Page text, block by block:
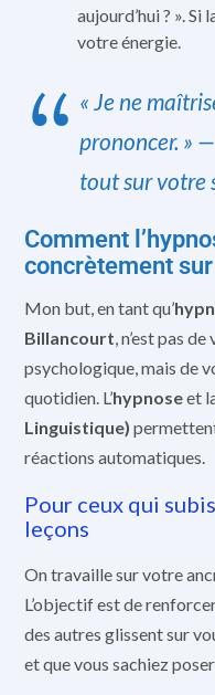
aujourd’hui ? ».
votre énergie.
« Je ne
prononcer. »
tout sur votre
Comment
concrètement
Mon but, en tant qu’
Billancourt, n’est pas
psychologique, mais de
quotidien. L’hypnoseet
Linguistique)
réactions automatiques.
Pour ceux qui
leçons
On travaille sur votre
L’objectif est de
des autres glissent sur
et que vous sachiez